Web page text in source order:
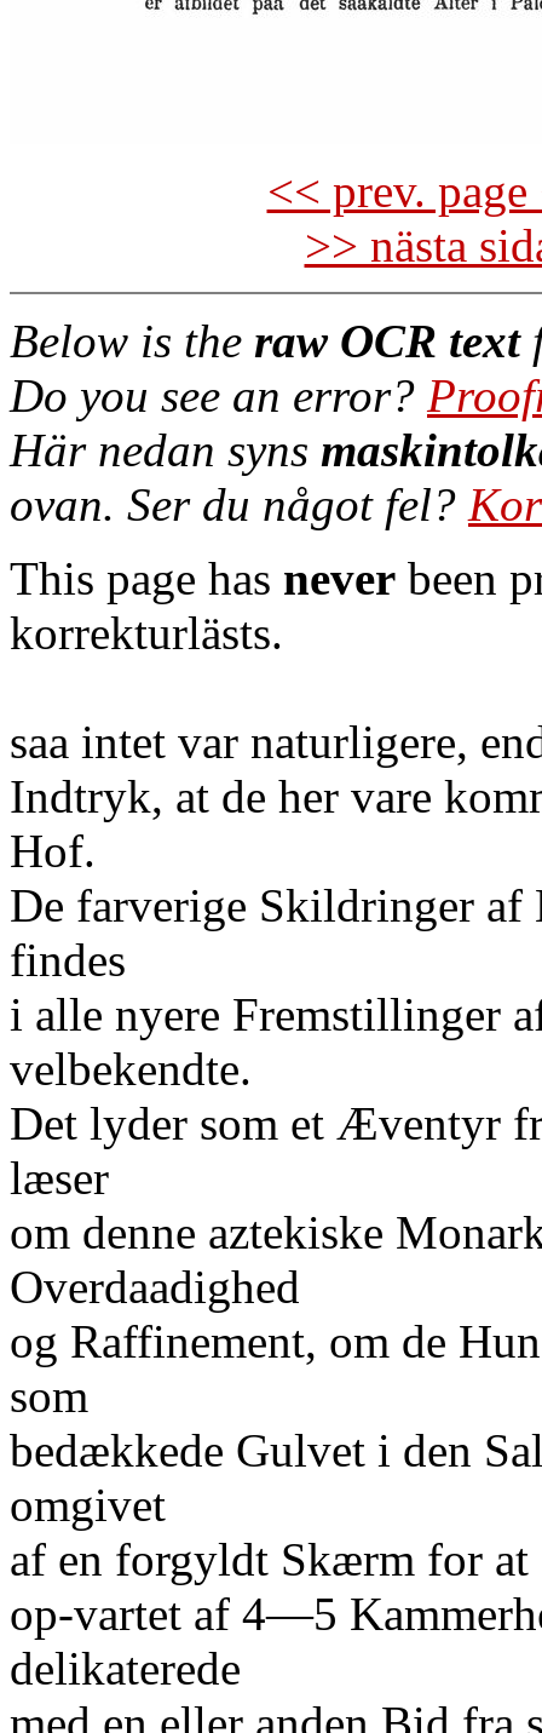
<< prev.
>> nästa
Below is the raw OCR text
Do you see an error?
Här nedan syns
ovan. Ser du något fel?
This page has never been
korrekturlästs.
saa intet var naturligere,
Indtryk, at de her vare
Hof.
De farverige Skildringer af
findes
i alle nyere Fremstillinger
velbekendte.
Det lyder som et Æventyr
læser
om denne aztekiske
Overdaadighed
og Raffinement, om de
som
bedækkede Gulvet i den
omgivet
af en forgyldt Skærm for
op-vartet af 4—5
delikaterede